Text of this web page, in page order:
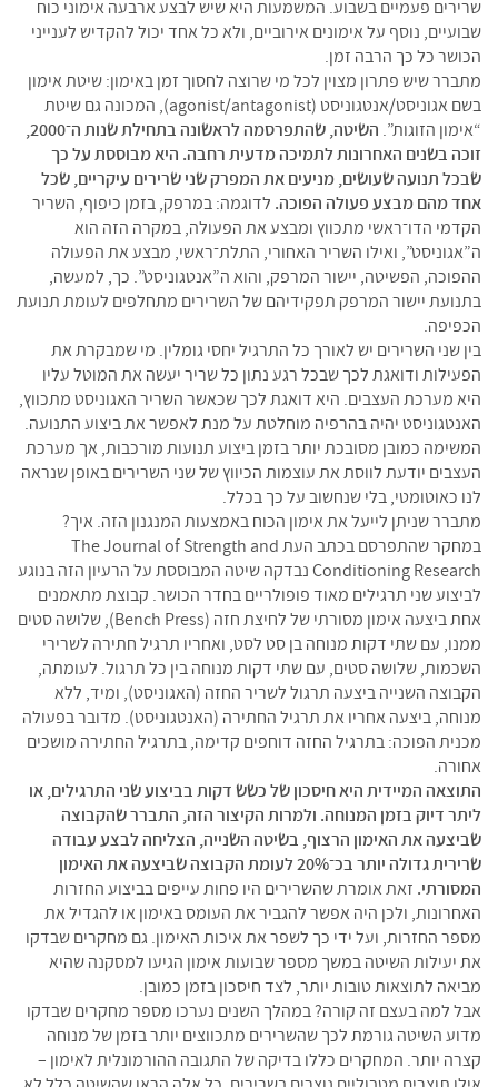
שרירים פעמיים בשבוע. המשמעות היא שיש לבצע ארבעה אימוני כוח
שבועיים, נוסף על אימונים אירוביים, ולא כל אחד יכול להקדיש לענייני
הכושר כל כך הרבה זמן.
מתברר שיש פתרון מצוין לכל מי שרוצה לחסוך זמן באימון: שיטת אימון
בשם אגוניסט/אנטגוניסט (agonist/antagonist), המכונה גם שיטת
“אימון הזוגות”.
השיטה, שהתפרסמה לראשונה בתחילת שנות ה־2000,
זוכה בשנים האחרונות לתמיכה מדעית רחבה. היא מבוססת על כך
שבכל תנועה שעושים, מניעים את המפרק שני שרירים עיקריים, שכל
אחד מהם מבצע פעולה הפוכה. לדוגמה: במרפק, בזמן כיפוף, השריר
הקדמי הדו־ראשי מתכווץ ומבצע את הפעולה, במקרה הזה הוא
ה”אגוניסט”, ואילו השריר האחורי, התלת־ראשי, מבצע את הפעולה
ההפוכה, הפשיטה, יישור המרפק, והוא ה”אנטגוניסט”. כך, למעשה,
בתנועת יישור המרפק תפקידיהם של השרירים מתחלפים לעומת תנועת
הכפיפה.
בין שני השרירים יש לאורך כל התרגיל יחסי גומלין. מי שמבקרת את
הפעילות ודואגת לכך שבכל רגע נתון כל שריר יעשה את המוטל עליו
היא מערכת העצבים. היא דואגת לכך שכאשר השריר האגוניסט מתכווץ,
האנטגוניסט יהיה בהרפיה מוחלטת על מנת לאפשר את ביצוע התנועה.
המשימה כמובן מסובכת יותר בזמן ביצוע תנועות מורכבות, אך מערכת
העצבים יודעת לווסת את עוצמות הכיווץ של שני השרירים באופן שנראה
לנו כאוטומטי, בלי שנחשוב על כך בכלל.
מתברר שניתן לייעל את אימון הכוח באמצעות המנגנון הזה. איך?
במחקר שהתפרסם בכתב העת The Journal of Strength and
Conditioning Research נבדקה שיטה המבוססת על הרעיון הזה בנוגע
לביצוע שני תרגילים מאוד פופולריים בחדר הכושר. קבוצת מתאמנים
אחת ביצעה אימון מסורתי של לחיצת חזה (Bench Press), שלושה סטים
ממנו, עם שתי דקות מנוחה בן סט לסט, ואחריו תרגיל חתירה לשרירי
השכמות, שלושה סטים, עם שתי דקות מנוחה בין כל תרגול. לעומתה,
הקבוצה השנייה ביצעה תרגול לשריר החזה (האגוניסט), ומיד, ללא
מנוחה, ביצעה אחריו את תרגיל החתירה (האנטגוניסט). מדובר בפעולה
מכנית הפוכה: בתרגיל החזה דוחפים קדימה, בתרגיל החתירה מושכים
אחורה.
התוצאה המיידית היא חיסכון של כשש דקות בביצוע שני התרגילים, או
ליתר דיוק בזמן המנוחה. ולמרות הקיצור הזה, התברר שהקבוצה
שביצעה את האימון הרצוף, בשיטה השנייה, הצליחה לבצע עבודה
שרירית גדולה יותר בכ־20% לעומת הקבוצה שביצעה את האימון
המסורתי. זאת אומרת שהשרירים היו פחות עייפים בביצוע החזרות
האחרונות, ולכן היה אפשר להגביר את העומס באימון או להגדיל את
מספר החזרות, ועל ידי כך לשפר את איכות האימון. גם מחקרים שבדקו
את יעילות השיטה במשך מספר שבועות אימון הגיעו למסקנה שהיא
מביאה לתוצאות טובות יותר, לצד חיסכון בזמן כמובן.
אבל למה בעצם זה קורה? במהלך השנים נערכו מספר מחקרים שבדקו
מדוע השיטה גורמת לכך שהשרירים מתכווצים יותר בזמן של מנוחה
קצרה יותר. המחקרים כללו בדיקה של התגובה ההורמונלית לאימון –